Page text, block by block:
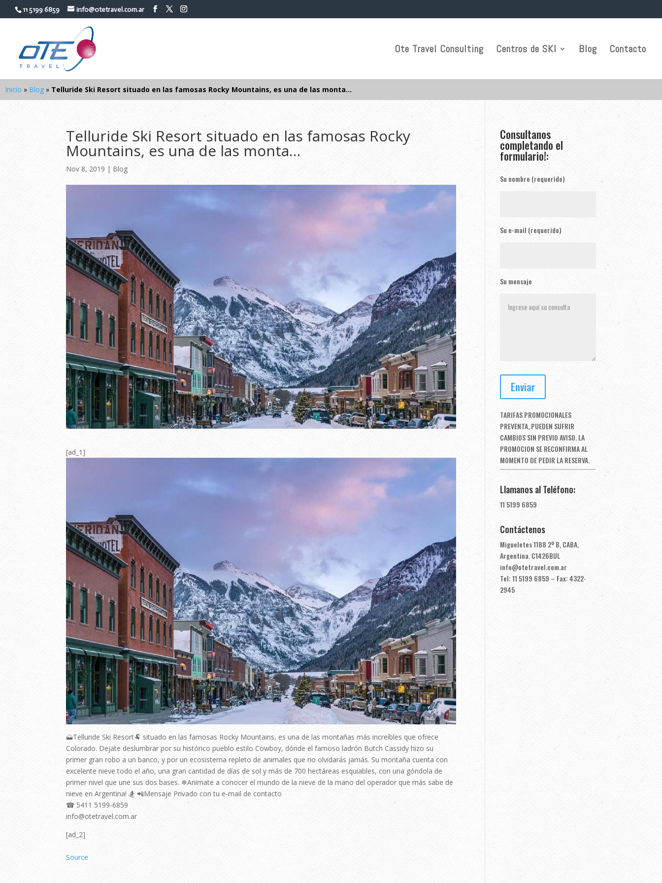
11 5199 6859 info@otetravel.com.ar
Ote Travel Consulting Centros de SKI Blog Contacto
Inicio » Blog » Telluride Ski Resort situado en las famosas Rocky Mountains, es una de las monta…
Telluride Ski Resort situado en las famosas Rocky
Mountains, es una de las monta…
Nov 8, 2019 | Blog
[ad_1]
🗻Telluride Ski Resort🐏 situado en las famosas Rocky Mountains, es una de las montañas más increíbles que ofrece
Colorado. Dejate deslumbrar por su histórico pueblo estilo Cowboy, dónde el famoso ladrón Butch Cassidy hizo su
primer gran robo a un banco, y por un ecosistema repleto de animales que no olvidarás jamás. Su montaña cuenta con
excelente nieve todo el año, una gran cantidad de días de sol y más de 700 hectáreas esquiables, con una góndola de
primer nivel que une sus dos bases. ❄Animate a conocer el mundo de la nieve de la mano del operador que más sabe de
nieve en Argentina! 🏂 📲Mensaje Privado con tu e-mail de contacto⠀⠀⠀
☎ 5411 5199-6859⠀⠀
info@otetravel.com.ar⠀
[ad_2]
Source
Consultanos
completando el
formulario!:
Su nombre (requerido)
Su e-mail (requerido)
Su mensaje
TARIFAS PROMOCIONALES
PREVENTA, PUEDEN SUFRIR
CAMBIOS SIN PREVIO AVISO. LA
PROMOCION SE RECONFIRMA AL
MOMENTO DE PEDIR LA RESERVA.
Llamanos al Teléfono:
11 5199 6859
Contáctenos
Migueletes 1188 2º B, CABA,
Argentina. C1426BUL
info@otetravel.com.ar
Tel: 11 5199 6859 – Fax: 4322-
2945